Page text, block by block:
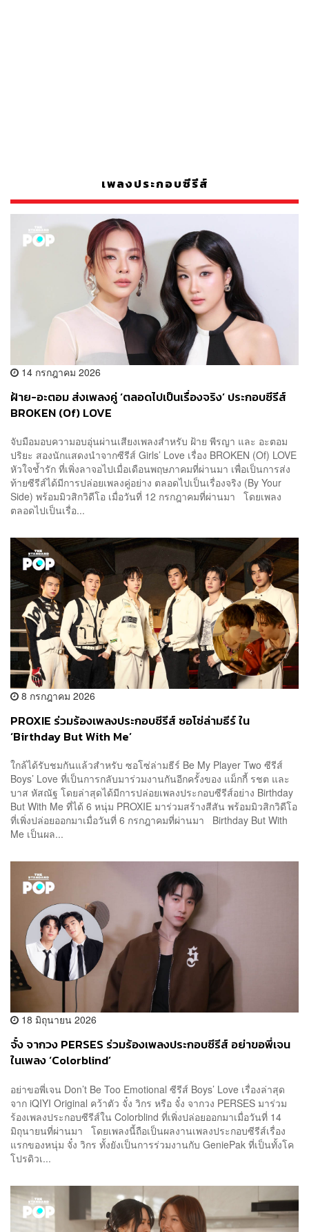
เพลงประกอบซีรีส์
14 กรกฎาคม 2026
ฝ้าย-อะตอม ส่งเพลงคู่ ‘ตลอดไปเป็นเรื่องจริง’ ประกอบซีรีส์
BROKEN (Of) LOVE
จับมือมอบความอบอุ่นผ่านเสียงเพลงสำหรับ ฝ้าย พีรญา และ อะตอม
ปริยะ สองนักแสดงนำจากซีรีส์ Girls’ Love เรื่อง BROKEN (Of) LOVE
หัวใจช้ำรัก ที่เพิ่งลาจอไปเมื่อเดือนพฤษภาคมที่ผ่านมา เพื่อเป็นการส่ง
ท้ายซีรีส์ได้มีการปล่อยเพลงคู่อย่าง ตลอดไปเป็นเรื่องจริง (By Your
Side) พร้อมมิวสิกวิดีโอ เมื่อวันที่ 12 กรกฎาคมที่ผ่านมา โดยเพลง
ตลอดไปเป็นเรื่อ...
8 กรกฎาคม 2026
PROXIE ร่วมร้องเพลงประกอบซีรีส์ ซอโซ่ล่ามธีร์ ใน
‘Birthday But With Me’
ใกล้ได้รับชมกันแล้วสำหรับ ซอโซ่ล่ามธีร์ Be My Player Two ซีรีส์
Boys’ Love ที่เป็นการกลับมาร่วมงานกันอีกครั้งของ แม็กกี้ รชต และ
บาส หัสณัฐ โดยล่าสุดได้มีการปล่อยเพลงประกอบซีรีส์อย่าง Birthday
But With Me ที่ได้ 6 หนุ่ม PROXIE มาร่วมสร้างสีสัน พร้อมมิวสิกวิดีโอ
ที่เพิ่งปล่อยออกมาเมื่อวันที่ 6 กรกฎาคมที่ผ่านมา Birthday But With
Me เป็นผล...
18 มิถุนายน 2026
จั๋ง จากวง PERSES ร่วมร้องเพลงประกอบซีรีส์ อย่าขอพี่เจน
ในเพลง ‘Colorblind’
อย่าขอพี่เจน Don’t Be Too Emotional ซีรีส์ Boys’ Love เรื่องล่าสุด
จาก iQIYI Original คว้าตัว จั๋ง วิกร หรือ จั๋ง จากวง PERSES มาร่วม
ร้องเพลงประกอบซีรีส์ใน Colorblind ที่เพิ่งปล่อยออกมาเมื่อวันที่ 14
มิถุนายนที่ผ่านมา โดยเพลงนี้ถือเป็นผลงานเพลงประกอบซีรีส์เรื่อง
แรกของหนุ่ม จั๋ง วิกร ทั้งยังเป็นการร่วมงานกับ GeniePak ที่เป็นทั้งโค
โปรดิวเ...